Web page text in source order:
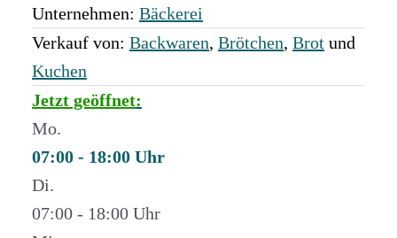
Unternehmen: Bäckerei
Verkauf von: Backwaren, Brötchen, Brot und
Kuchen
Jetzt geöffnet:
Mo.
07:00 - 18:00
Di.
07:00 - 18:00